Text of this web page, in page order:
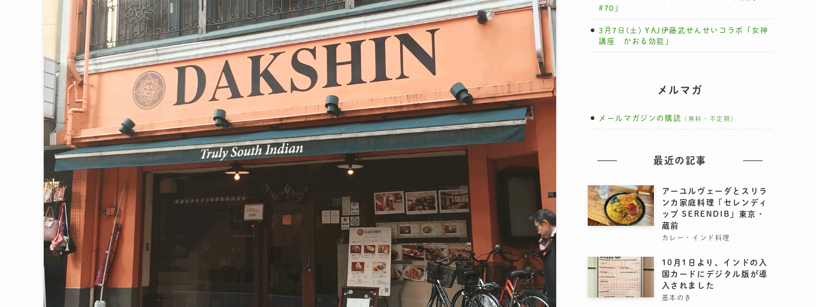
#70」
3月7日(土) YAJ伊藤武せんせいコラボ「女神
講座 かおる効能」
メルマガ
メールマガジンの購読 （無料・不定期）
最近の記事
アーユルヴェーダとスリラ
ンカ家庭料理「セレンディ
ッブ SERENDIB」東京・
蔵前
カレー・インド料理
10月1日より、インドの入
国カードにデジタル版が導
入されました
基本のき